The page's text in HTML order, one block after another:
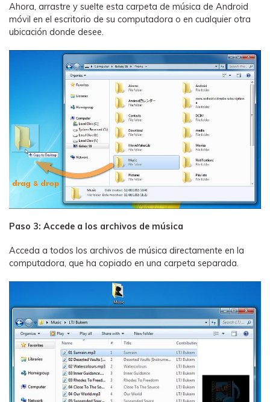
Ahora, arrastre y suelte esta carpeta de música de Android
móvil en el escritorio de su computadora o en cualquier otra
ubicación donde desee.
Paso 3: Accede a los archivos de música
Acceda a todos los archivos de música directamente en la
computadora, que ha copiado en una carpeta separada.